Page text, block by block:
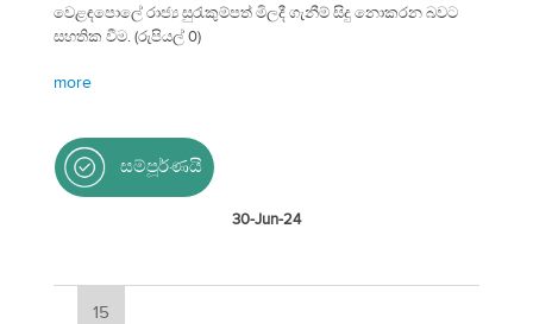
වෙළඳපොලේ රාජ්‍ය සුරැකුම්පත් මිලදී ගැනීම් සිදු නොකරන බවට
සහතික වීම. (රුපියල් 0)
more
සම්පූර්ණයි
30-Jun-24
15